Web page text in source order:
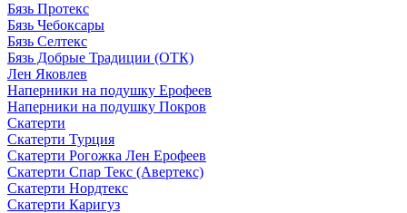
Бязь Протекс
Бязь Чебоксары
Бязь Селтекс
Бязь Добрые Традиции (ОТК)
Лен Яковлев
Наперники на подушку Ерофеев
Наперники на подушку Покров
Скатерти
Скатерти Турция
Скатерти Рогожка Лен Ерофеев
Скатерти Спар Текс (Авертекс)
Скатерти Нордтекс
Скатерти Каригуз